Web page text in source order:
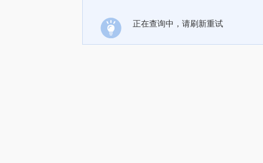
正在查询中，请刷新重试